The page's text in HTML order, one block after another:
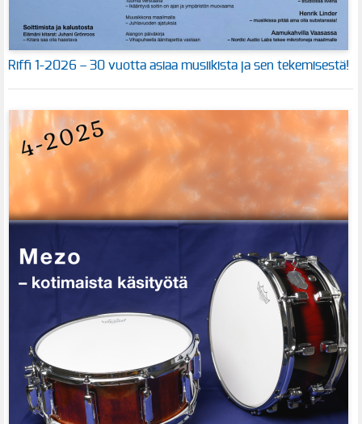
Riffi 1-2026 – 30 vuotta asiaa musiikista ja sen tekemisestä!